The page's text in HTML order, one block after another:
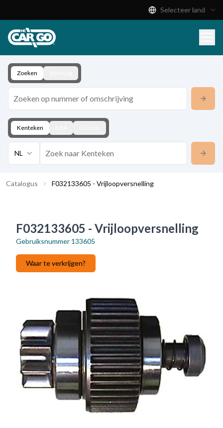
Download
Contact
Selecteer land
Zoeken
Kenteken
NL
Catalogus F032133605 - Vrijloopversnelling
F032133605 - Vrijloopversnelling
Gebruiksnummer 133605
Waar te verkrijgen?